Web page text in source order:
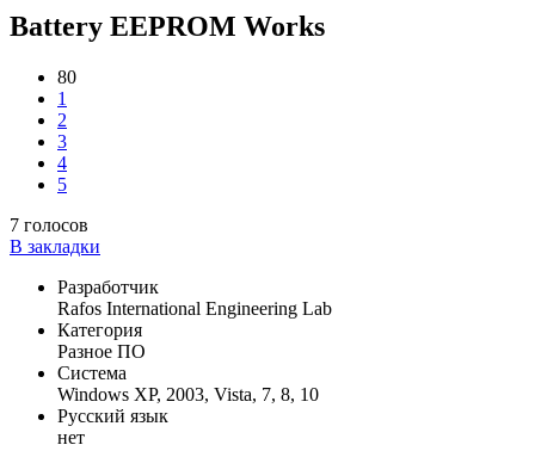
Battery EEPROM Works
80
1
2
3
4
5
7 голосов
В закладки
Разработчик
Rafos International Engineering Lab
Категория
Разное ПО
Система
Windows XP, 2003, Vista, 7, 8, 10
Русский язык
нет